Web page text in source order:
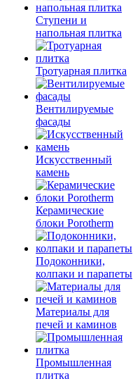
Ступени и
напольная плитка
Тротуарная плитка
Вентилируемые
фасады
Искусственный
камень
Керамические
блоки Porotherm
Подоконники,
колпаки и парапеты
Материалы для
печей и каминов
Промышленная
плитка